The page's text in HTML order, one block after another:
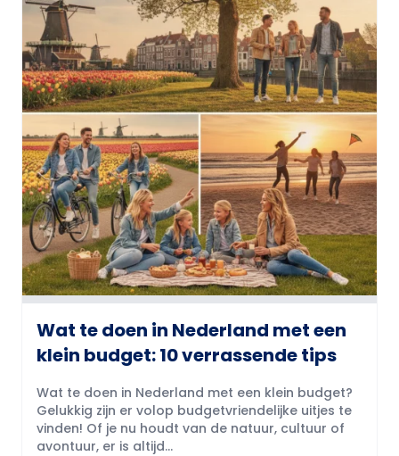
Wat te doen in Nederland met een
klein budget: 10 verrassende tips
Wat te doen in Nederland met een klein budget?
Gelukkig zijn er volop budgetvriendelijke uitjes te
vinden! Of je nu houdt van de natuur, cultuur of
avontuur, er is altijd...